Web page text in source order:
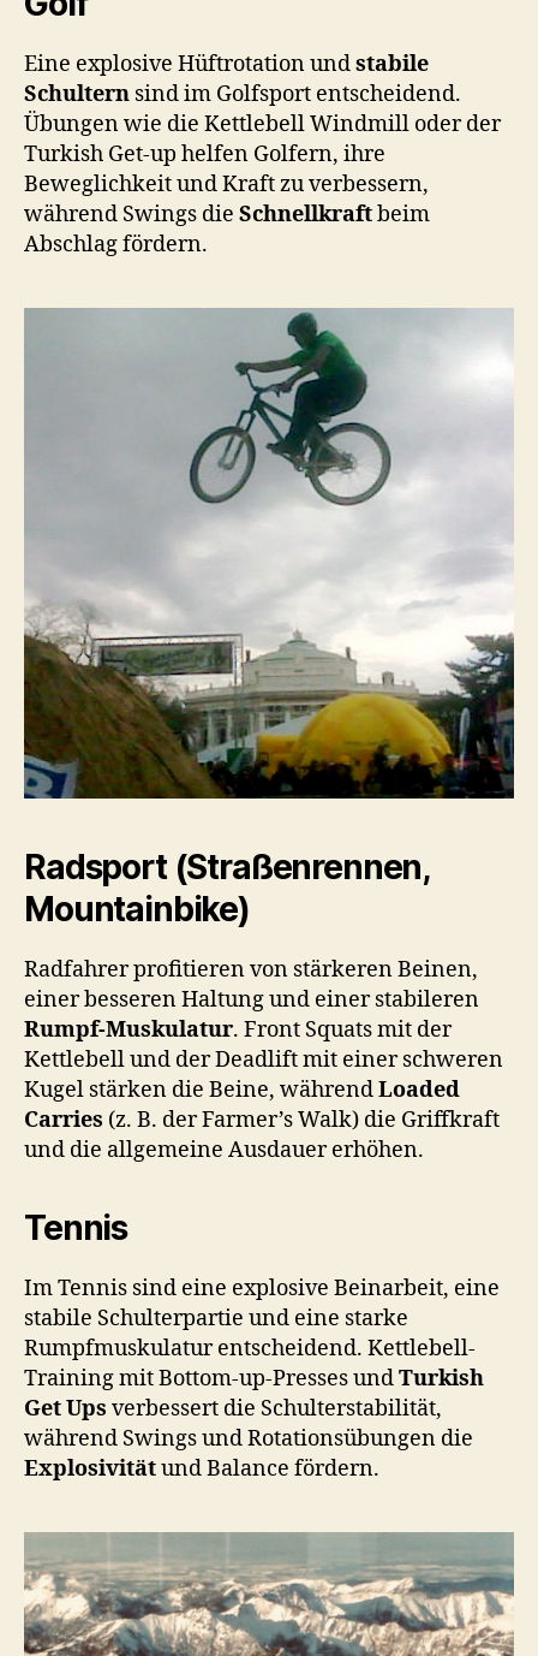
Eine explosive Hüftrotation undstabile
Schultern sind im Golfsport entscheidend.
Übungen wie die Kettlebell Windmill oder der
Turkish Get-up helfen Golfern, ihre
Beweglichkeit und Kraft zu verbessern,
während Swings die Schnellkraftbeim
Abschlag fördern.
Radsport (Straßenrennen,
Mountainbike)
Radfahrer profitieren von stärkeren Beinen,
einer besseren Haltung und einer stabileren
Rumpf-Muskulatur. Front Squats mit der
Kettlebell und der Deadlift mit einer schweren
Kugel stärken die Beine, währendLoaded
Carries (z. B. der Farmer’s Walk) die Griffkraft
und die allgemeine Ausdauer erhöhen.
Tennis
Im Tennis sind eine explosive Beinarbeit, eine
stabile Schulterpartie und eine starke
Rumpfmuskulatur entscheidend. Kettlebell-
Training mit Bottom-up-Presses undTurkish
Get Ups verbessert die Schulterstabilität,
während Swings und Rotationsübungen die
Explosivitätund Balance fördern.